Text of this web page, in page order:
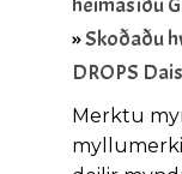
»Skoðaðu
DROPS
Merktu